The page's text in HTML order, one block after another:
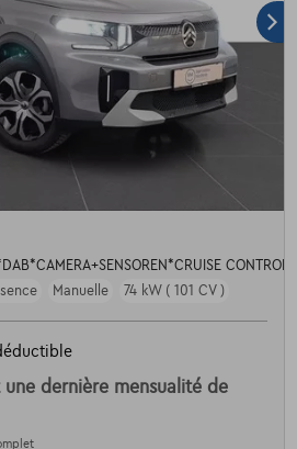
CONTROL*
Manuelle 74 kW ( 101 CV )
une dernière mensualité de